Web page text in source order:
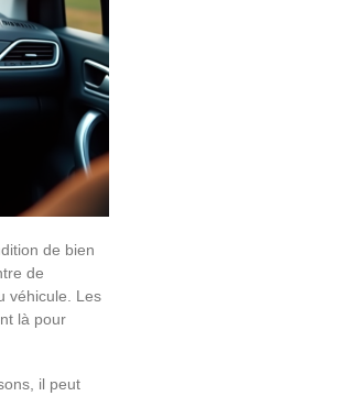
de bien
de
véhicule. Les
là pour
il peut